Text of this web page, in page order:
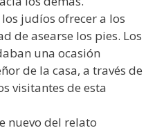
judíos ofrecer a los
de asearse los pies. Los
una ocasión
de la casa, a través de
visitantes de esta
nuevo del relato